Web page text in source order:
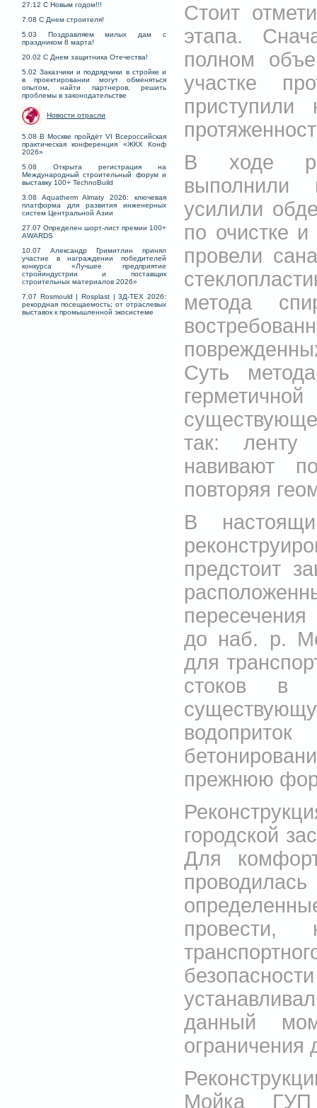
27.12 С Новым годом!!!
7.08 С Днем строителя!
5.03 Поздравляем милых дам с
праздником 8 марта!
20.02 С Днем защитника Отечества!
5.02 Заказчики и подрядчики в стройке и
в проектировании могут обменяться
опытом, найти партнеров, решить
проблемы в законодательстве
Новости отрасли
5.08 В Москве пройдёт VI Всероссийская
практическая конференция «ЖКХ Конф
2026»
5.08 Открыта регистрация на
Международный строительный форум и
выставку 100+ TechnoBuild
3.08 Aquatherm Almaty 2026: ключевая
платформа для развития инженерных
систем Центральной Азии
27.07 Определен шорт-лист премии 100+
AWARDS
10.07 Александр Гримитлин принял
участие в награждении победителей
конкурса «Лучшее предприятие
стройиндустрии и поставщик
строительных материалов 2026»
7.07 Rosmould | Rosplast | 3Д-ТЕХ 2026:
рекордная посещаемость; от отраслевых
выставок к промышленной экосистеме
Стоит
этапа.
полном
участке
приступили
В ходе
выполнили
усилили
по очистке
провели
метода
Суть
так:
навивают
повторяя
В
предстоит
до наб. р.
для
стоков в
прежнюю
городской
Для
данный
ограничения
Мойка ГУП